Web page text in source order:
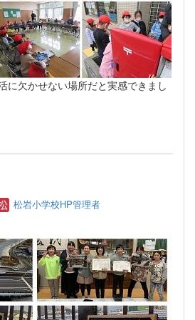
に欠かせない場所だと実感できまし
松岩小学校HP管理者